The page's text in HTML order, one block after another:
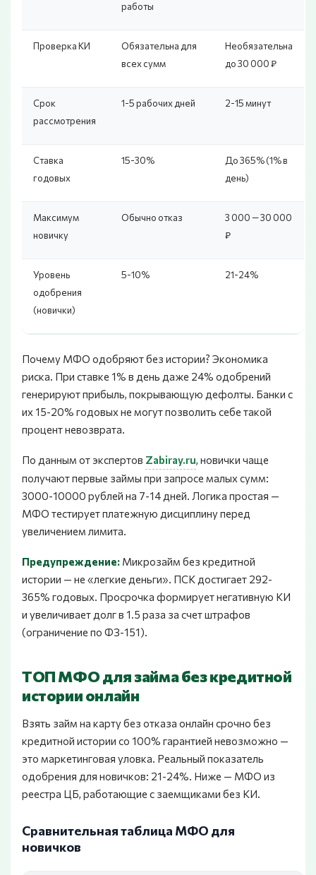
работы
Проверка КИ
Обязательна для
всех сумм
Необязательна
до 30 000 ₽
Срок
рассмотрения
1-5 рабочих дней 2-15 минут
Ставка
годовых
15-30%
До 365% (1% в
день)
Максимум
новичку
Обычно отказ
3 000 — 30 000
₽
Уровень
одобрения
(новички)
5-10% 21-24%
Почему МФО одобряют без истории? Экономика
риска. При ставке 1% в день даже 24% одобрений
генерируют прибыль, покрывающую дефолты. Банки с
их 15-20% годовых не могут позволить себе такой
процент невозврата.
По данным от экспертов Zabiray.ru, новички чаще
получают первые займы при запросе малых сумм:
3000-10000 рублей на 7-14 дней. Логика простая —
МФО тестирует платежную дисциплину перед
увеличением лимита.
Предупреждение: Микрозайм без кредитной
истории — не «легкие деньги». ПСК достигает 292-
365% годовых. Просрочка формирует негативную КИ
и увеличивает долг в 1.5 раза за счет штрафов
(ограничение по ФЗ-151).
ТОП МФО для займа без кредитной
истории онлайн
Взять займ на карту без отказа онлайн срочно без
кредитной истории со 100% гарантией невозможно —
это маркетинговая уловка. Реальный показатель
одобрения для новичков: 21-24%. Ниже — МФО из
реестра ЦБ, работающие с заемщиками без КИ.
Сравнительная таблица МФО для
новичков